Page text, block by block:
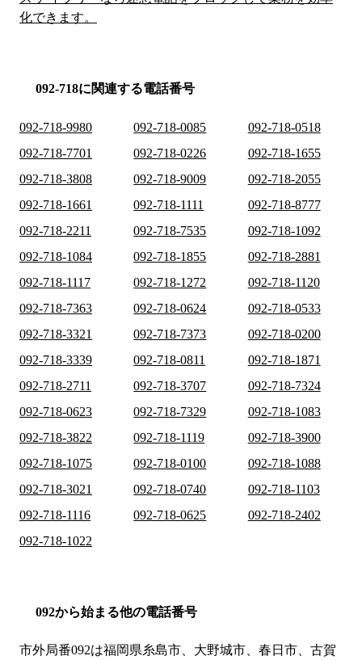
化できます。
092-718に関連する電話番号
092-718-9980 092-718-0085
092-718-0518
092-718-7701
092-718-0226
092-718-1655
092-718-3808
092-718-9009
092-718-2055
092-718-1661
092-718-1111
092-718-8777
092-718-2211
092-718-7535
092-718-1092
092-718-1084
092-718-1855
092-718-2881
092-718-1117
092-718-1272
092-718-1120
092-718-7363
092-718-0624
092-718-0533
092-718-3321
092-718-7373
092-718-0200
092-718-3339
092-718-0811
092-718-1871
092-718-2711
092-718-3707
092-718-7324
092-718-0623
092-718-7329
092-718-1083
092-718-3822
092-718-1119
092-718-3900
092-718-1075
092-718-0100
092-718-1088
092-718-3021
092-718-0740
092-718-1103
092-718-1116
092-718-0625
092-718-2402
092-718-1022
092から始まる他の電話番号
市外局番092は福岡県糸島市、大野城市、春日市、古賀